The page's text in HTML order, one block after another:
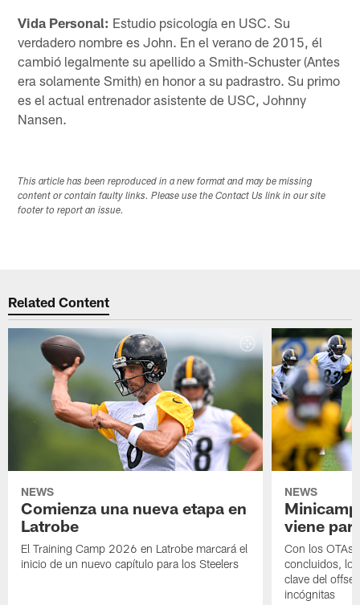
Vida Personal: Estudio psicología en USC. Su
verdadero nombre es John. En el verano de 2015, él
cambió legalmente su apellido a Smith-Schuster (Antes
era solamente Smith) en honor a su padrastro. Su primo
es el actual entrenador asistente de USC, Johnny
Nansen.
This article has been reproduced in a new format and may be missing
content or contain faulty links. Please use the Contact Us link in our site
footer to report an issue.
Related Content
NEWS
Comienza una nueva etapa en
Latrobe
El Training Camp 2026 en Latrobe marcará el
inicio de un nuevo capítulo para los Steelers
NEWS
viene
Con los OTAs
concluidos,
clave del
incógnitas